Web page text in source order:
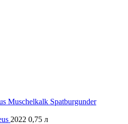
Muschelkalk Spatburgunder
2022 0,75 л